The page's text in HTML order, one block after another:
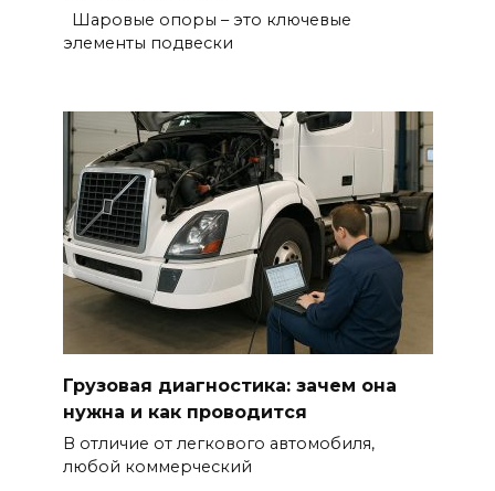
Шаровые опоры – это ключевые
элементы подвески
Грузовая диагностика: зачем она
нужна и как проводится
В отличие от легкового автомобиля,
любой коммерческий